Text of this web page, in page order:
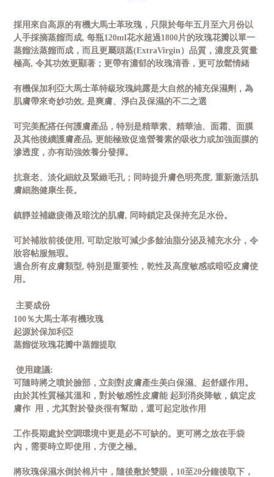
採用來自高原的有機大馬士革玫瑰，只限於每年五月至六月份以
人手採摘蒸餾而成, 每瓶120ml花水超過1800片的玫瑰花瓣以單一
蒸餾法蒸餾而成，而且更屬頭蒸(ExtraVirgin）品質，濃度及質量
極高, 令其功效更顯著；更帶有濃郁的玫瑰清香，更可放鬆情緒
有機保加利亞大馬士革特級玫瑰純露是大自然的補充保濕劑，為
肌膚帶來奇妙功效, 是爽膚、淨白及保濕的不二之選
可完美配搭任何護膚產品，特別是精華素、精華油、面霜、面膜
及其他後續護膚產品, 更能極致促進營養素的吸收力或加強面膜的
滲透度，亦有助強效養分發揮。
抗衰老、淡化細紋及緊緻毛孔；同時提升膚色明亮度, 重新激活肌
膚細胞健康生長。
鎮靜並補繳疲倦及暗沈的肌膚, 同時鎖定及保持充足水份。
可於補妝前後使用, 可助定妝可減少多餘油脂分泌及補充水分，令
妝容帖服無瑕。
適合所有皮膚類型, 特別是重要性，乾性及高度敏感或暗啞皮膚使
用。
主要成份
100％大馬士革有機玫瑰
起源於保加利亞
蒸餾從玫瑰花瓣中蒸餾提取
使用建議:
可隨時將之噴於臉部，立刻對皮膚產生美白保濕、起舒緩作用。
由於其性質極其溫和，對於敏感性皮膚能 起到消炎降敏，鎮定皮
膚作 用，尤其對於發炎很有幫助，還可起定妝作用
工作長期處於空調環境中更是必不可缺的。更可將之放在手袋
內，需要時立即使用，方便之極。
將玫瑰保濕水倒於棉片中，隨後敷於雙眼， 10至20分鐘後取下，